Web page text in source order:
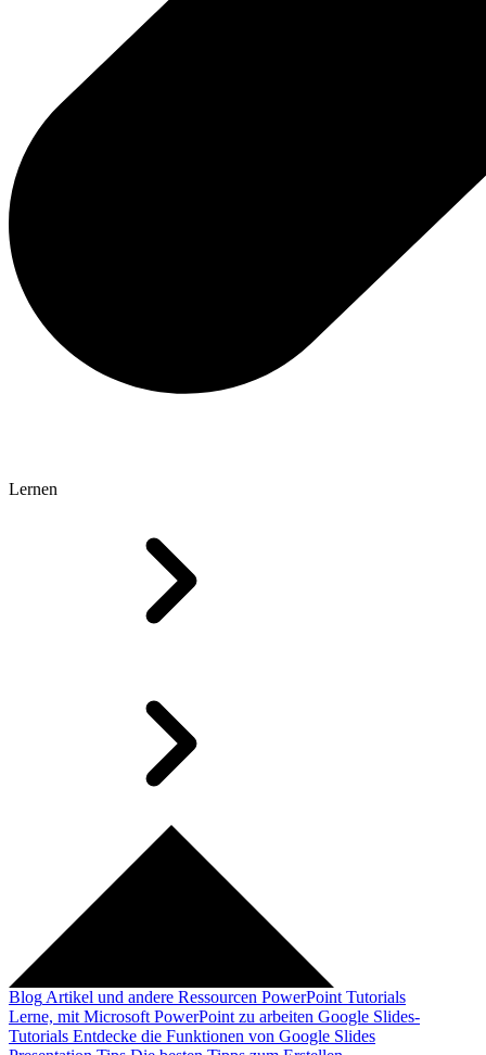
Lernen
Blog Artikel und andere Ressourcen PowerPoint Tutorials
Lerne, mit Microsoft PowerPoint zu arbeiten Google Slides-
Tutorials Entdecke die Funktionen von Google Slides